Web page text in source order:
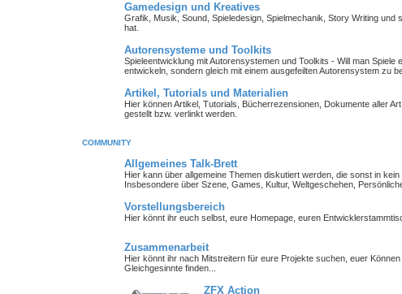
Gamedesign und Kreatives
Grafik, Musik, Sound, Spieledesign, Spielmechanik, Story Writing und
hat.
Autorensysteme und Toolkits
Spieleentwicklung mit Autorensystemen und Toolkits - Will man
entwickeln, sondern gleich mit einem ausgefeilten Autorensystem zu
Artikel, Tutorials und Materialien
Hier können Artikel, Tutorials, Bücherrezensionen, Dokumente aller
gestellt bzw. verlinkt werden.
COMMUNITY
Allgemeines Talk-Brett
Hier kann über allgemeine Themen diskutiert werden, die sonst in
Insbesondere über Szene, Games, Kultur, Weltgeschehen,
Vorstellungsbereich
Hier könnt ihr euch selbst, eure Homepage, euren
Zusammenarbeit
Hier könnt ihr nach Mitstreitern für eure Projekte suchen, euer
Gleichgesinnte finden...
ZFX Action